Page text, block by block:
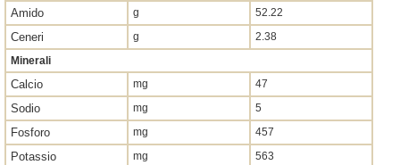
Amido g 52.22
Ceneri g
2.38
Minerali
Calcio mg 47
Sodio mg 5
Fosforo mg 457
Potassio mg 563